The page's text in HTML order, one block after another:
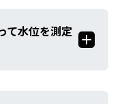
て水位を測定